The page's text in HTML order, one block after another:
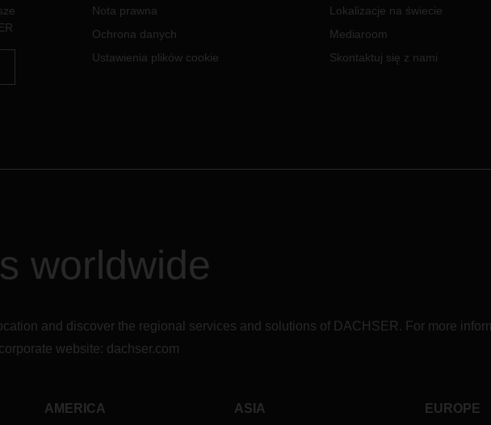
Nota prawna
Ochrona danych
Ustawienia plików cookie
Lokalizacje na świecie
Mediaroom
Skontaktuj się z nami
worldwide
and discover the regional services and solutions of DACHSER. For more
website: dachser.com
AMERICA ASIA EUROPE